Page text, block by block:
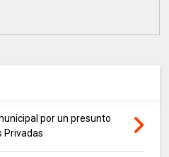
por un presunto
Privadas